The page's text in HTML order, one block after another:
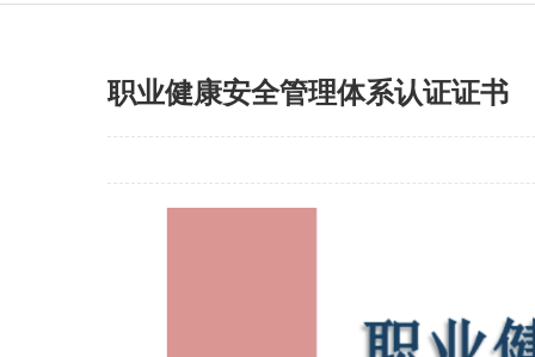
职业健康安全管理体系认证证书